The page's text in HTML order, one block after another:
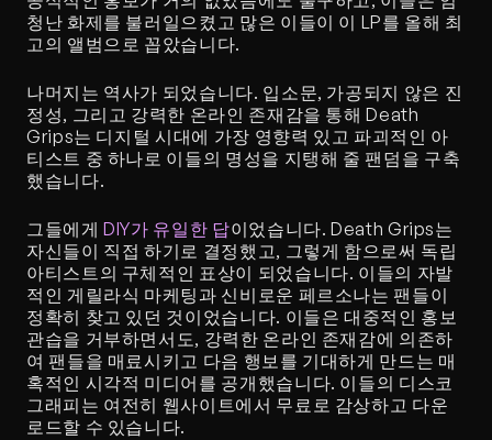
청난 화제를 불러일으켰고 많은 이들이 이 LP를 올해 최
고의 앨범으로 꼽았습니다.
나머지는 역사가 되었습니다. 입소문, 가공되지 않은 진
정성, 그리고 강력한 온라인 존재감을 통해 Death
Grips는 디지털 시대에 가장 영향력 있고 파괴적인 아
티스트 중 하나로 이들의 명성을 지탱해 줄 팬덤을 구축
했습니다.
그들에게 DIY가 유일한 답이었습니다. Death Grips는
자신들이 직접 하기로 결정했고, 그렇게 함으로써 독립
아티스트의 구체적인 표상이 되었습니다. 이들의 자발
적인 게릴라식 마케팅과 신비로운 페르소나는 팬들이
정확히 찾고 있던 것이었습니다. 이들은 대중적인 홍보
관습을 거부하면서도, 강력한 온라인 존재감에 의존하
여 팬들을 매료시키고 다음 행보를 기대하게 만드는 매
혹적인 시각적 미디어를 공개했습니다. 이들의 디스코
그래피는 여전히 웹사이트에서 무료로 감상하고 다운
로드할 수 있습니다.